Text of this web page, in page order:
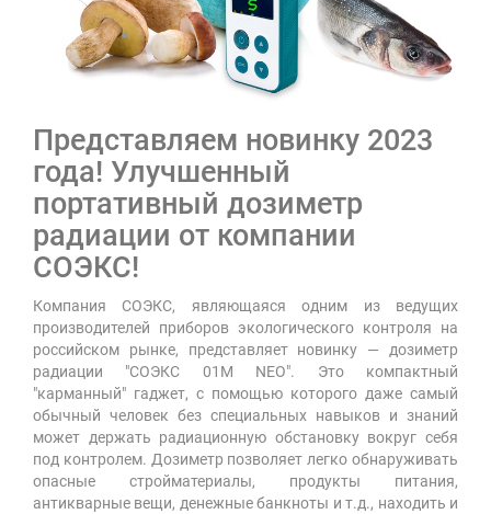
Представляем новинку 2023
года! Улучшенный
портативный дозиметр
радиации от компании
СОЭКС!
Компания СОЭКС, являющаяся одним из ведущих
производителей приборов экологического контроля на
российском рынке, представляет новинку — дозиметр
радиации "СОЭКС 01М NEO". Это компактный
"карманный" гаджет, с помощью которого даже самый
обычный человек без специальных навыков и знаний
может держать радиационную обстановку вокруг себя
под контролем. Дозиметр позволяет легко обнаруживать
опасные стройматериалы, продукты питания,
антикварные вещи, денежные банкноты и т.д., находить и